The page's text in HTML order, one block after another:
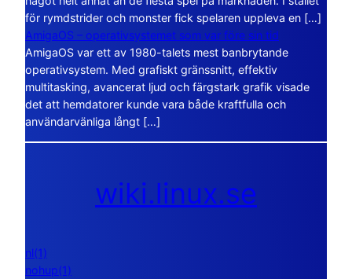
för rymdstrider och monster fick spelaren uppleva en […]
AmigaOS – operativsystemet som var före sin tid
AmigaOS var ett av 1980-talets mest banbrytande
operativsystem. Med grafiskt gränssnitt, effektiv
multitasking, avancerat ljud och färgstark grafik visade
det att hemdatorer kunde vara både kraftfulla och
användarvänliga långt […]
wiki.linux.se
nl(1)
nohup(1)